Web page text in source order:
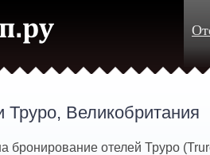
Труро, Великобритания
бронирование отелей Труро